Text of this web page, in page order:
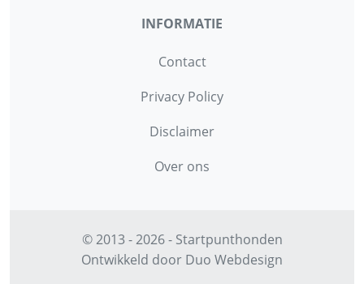
INFORMATIE
Contact
Privacy Policy
Disclaimer
Over ons
© 2013 - 2026 - Startpunthonden
Ontwikkeld door Duo Webdesign